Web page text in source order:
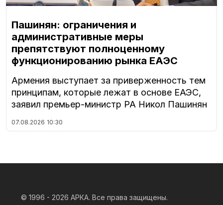
Пашинян: ограничения и
административные меры
препятствуют полноценному
функционированию рынка ЕАЭС
Армения выступает за приверженность тем
принципам, которые лежат в основе ЕАЭС,
заявил премьер-министр РА Никол Пашинян
07.08.2026 10:30
© 1996 - 2026 АРКА. Все права защищены.